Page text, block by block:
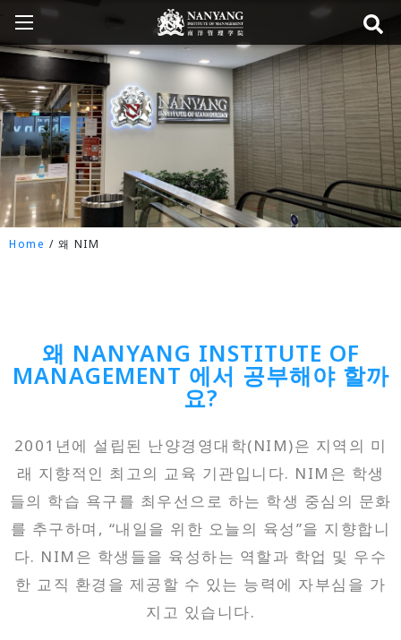
Home / 왜 NIM
왜 NANYANG INSTITUTE OF
MANAGEMENT 에서 공부해야 할까
요?
2001년에 설립된 난양경영대학(NIM)은 지역의 미
래 지향적인 최고의 교육 기관입니다. NIM은 학생
들의 학습 욕구를 최우선으로 하는 학생 중심의 문화
를 추구하며, “내일을 위한 오늘의 육성”을 지향합니
다. NIM은 학생들을 육성하는 역할과 학업 및 우수
한 교직 환경을 제공할 수 있는 능력에 자부심을 가
지고 있습니다.